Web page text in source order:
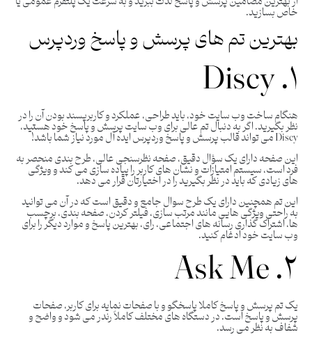
خاص بسازید.
بهترین تم های پرسش و پاسخ وردپرس
۱. Discy
هنگام ساخت وب سایت خود، باید طراحی، عملکرد و کاربرپسند بودن آن را در
نظر بگیرید. اگر به دنبال تم عالی برای وب ‌سایت پرسش و پاسخ خود هستید،
Discy می ‌تواند قالب پرسش و پاسخ وردپرس ایده‌ آل مورد نیاز شما باشد!
این صفحه دارای یک سؤال دقیق، صفحه نظرسنجی عالی، طرح بندی منحصر به
فرد است، سیستم امتیازات و نشان های کاربر را پیاده سازی می کند و ویژگی
های زیادی که باید در نظر بگیرید را در اختیارتان قرار می دهد.
این تم همچنین دارای یک طرح سوال جامع و دقیق است که در آن می توانید
به راحتی ویژگی هایی مانند مرتب سازی، فیلتر کردن، صفحه بندی، برچسب
ها، اشتراک گذاری رسانه های اجتماعی، رای، بهترین پاسخ و موارد دیگر را برای
وب سایت خود ادغام کنید.
۲. Ask Me
یک تم پرسش و پاسخ کاملا پاسخگو و با صفحات نمایه برای کاربر، صفحات
پرسش و پاسخ است. در دستگاه های مختلف کاملاً رندر می شود و واضح و
شفاف به نظر می رسد.